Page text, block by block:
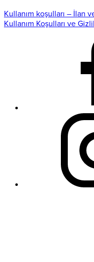
Kullanım koşulları – İlan
Kullanım Koşulları ve